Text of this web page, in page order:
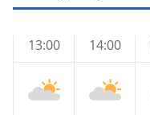
13:00 14:00